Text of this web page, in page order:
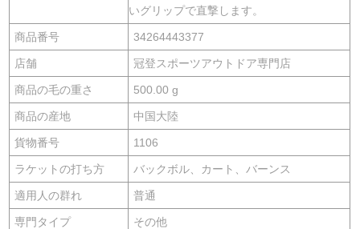
いグリップで直撃します。
商品番号 34264443377
店舗 冠登スポーツアウトドア専門店
商品の毛の重さ 500.00 g
商品の産地 中国大陸
貨物番号 1106
ラケットの打ち方 バックボル、カート、バーンス
適用人の群れ 普通
専門タイプ その他